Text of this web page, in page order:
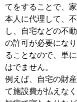
てをすることで、
本人に代理して、
し、自宅などの不
の許可が必要にな
ることなので、単
はでません。
例えば、自宅の財
て施設費が払えな